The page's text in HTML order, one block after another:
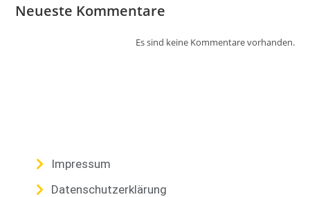
Neueste Kommentare
Es sind keine Kommentare vorhanden.
Impressum
Datenschutzerklärung